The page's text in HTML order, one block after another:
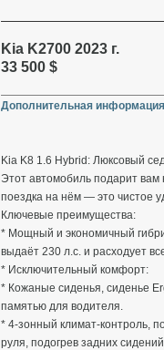
Kia K2700 2023 г.
33 500 $
Дополнительная
Kia K8 1.6 Hybrid: Люксовый
Этот автомобиль подарит
поездка на нём — это чистое
Ключевые преимущества:
* Мощный и экономичный
выдаёт 230 л.с. и расходует
* Исключительный комфорт:
* Кожаные сиденья, сиденье
памятью для водителя.
* 4-зонный климат-контроль,
руля, подогрев задних сидений